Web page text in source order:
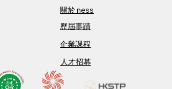
關於​ ness
歷屆事蹟
企業課程
人才招募